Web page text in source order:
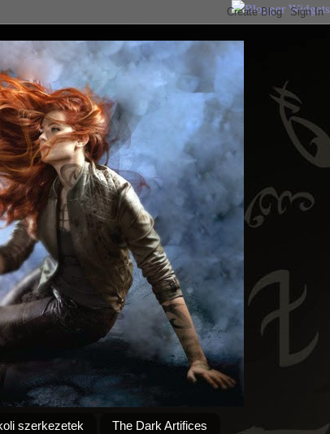
szerkezetek
The Dark Artifices